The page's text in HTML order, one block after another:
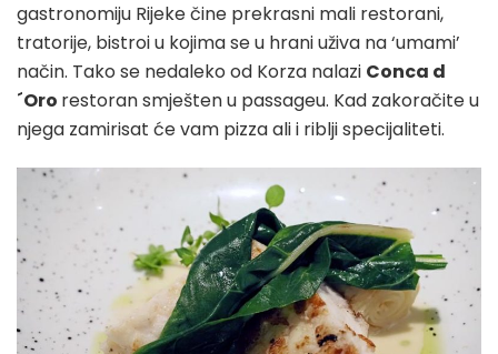
gastronomiju Rijeke čine prekrasni mali restorani,
tratorije, bistroi u kojima se u hrani uživa na ‘umami’
način. Tako se nedaleko od Korza nalazi Conca d
´Oro restoran smješten u passageu. Kad zakoračite u
njega zamirisat će vam pizza ali i riblji specijaliteti.